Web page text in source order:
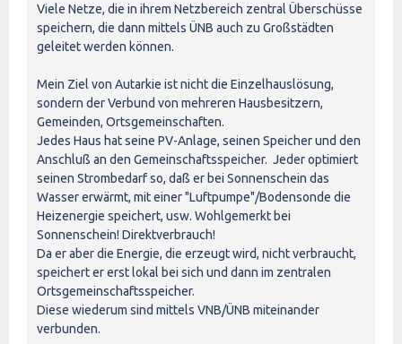
Viele Netze, die in ihrem Netzbereich zentral Überschüsse
speichern, die dann mittels ÜNB auch zu Großstädten
geleitet werden können.
Mein Ziel von Autarkie ist nicht die Einzelhauslösung,
sondern der Verbund von mehreren Hausbesitzern,
Gemeinden, Ortsgemeinschaften.
Jedes Haus hat seine PV-Anlage, seinen Speicher und den
Anschluß an den Gemeinschaftsspeicher. Jeder optimiert
seinen Strombedarf so, daß er bei Sonnenschein das
Wasser erwärmt, mit einer "Luftpumpe"/Bodensonde die
Heizenergie speichert, usw. Wohlgemerkt bei
Sonnenschein! Direktverbrauch!
Da er aber die Energie, die erzeugt wird, nicht verbraucht,
speichert er erst lokal bei sich und dann im zentralen
Ortsgemeinschaftsspeicher.
Diese wiederum sind mittels VNB/ÜNB miteinander
verbunden.